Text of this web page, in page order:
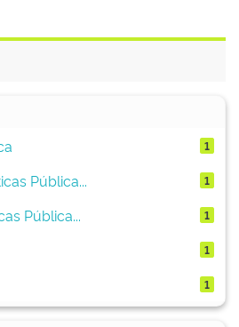
1
Pública... 1
Pública... 1
1
1